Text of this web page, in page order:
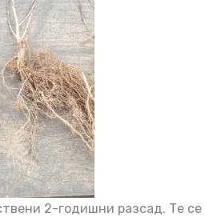
2-годишни разсад. Те се